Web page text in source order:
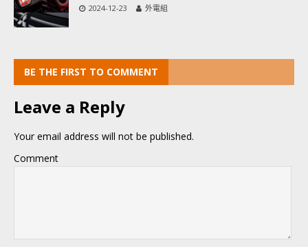
2024-12-23 外電組
BE THE FIRST TO COMMENT
Leave a Reply
Your email address will not be published.
Comment